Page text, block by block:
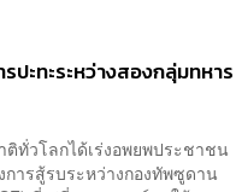
ะทะระหว่างสองกลุ่มทหาร
ทั่วโลกได้เร่งอพยพประชาชน
ารสู้รบระหว่างกองทัพซูดาน